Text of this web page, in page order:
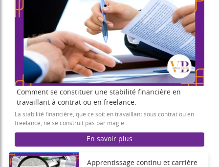
Comment se constituer une stabilité financière en
travaillant à contrat ou en freelance.
La stabilité financière, que ce soit en travaillant sous contrat ou en
freelance, ne se construit pas par magie...
En savoir plus
Apprentissage continu et carrière